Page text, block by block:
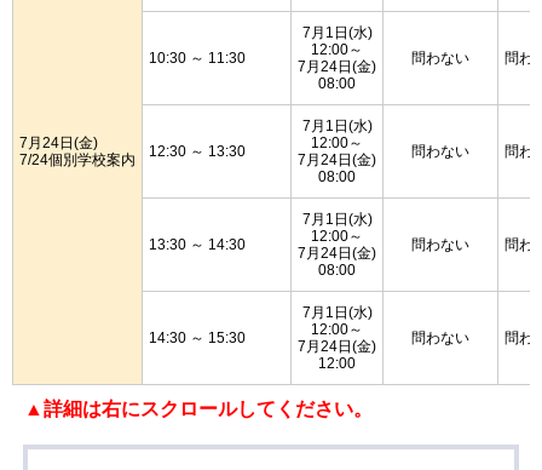
7月24日(金)
7/24個別学校案内
10:30 ～ 11:30
7月1日(水)
12:00～
7月24日(金)
08:00
問わない 問わ
12:30 ～ 13:30
7月1日(水)
12:00～
7月24日(金)
08:00
問わない 問わ
13:30 ～ 14:30
7月1日(水)
12:00～
7月24日(金)
08:00
問わない 問わ
14:30 ～ 15:30
7月1日(水)
12:00～
7月24日(金)
12:00
問わない 問わ
▲詳細は右にスクロールしてください。